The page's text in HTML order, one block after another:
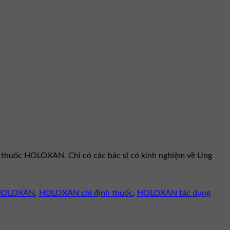
HOLOXAN. Chỉ có các bác sĩ có kinh nghiệm về Ung
, HOLOXAN chỉ định thuốc, HOLOXAN tác dụng